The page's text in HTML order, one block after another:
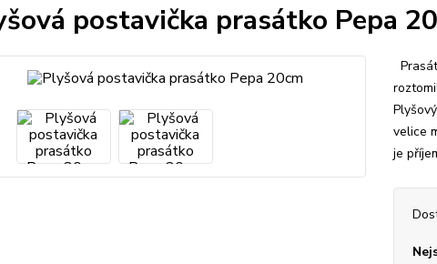
postavička prasátko Pepa
velice
je